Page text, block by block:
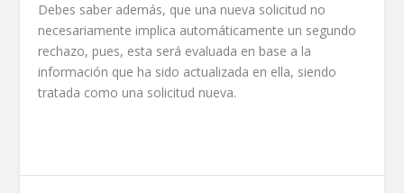
Debes saber además, que una nueva solicitud no
necesariamente implica automáticamente un segundo
rechazo, pues, esta será evaluada en base a la
información que ha sido actualizada en ella, siendo
tratada como una solicitud nueva.